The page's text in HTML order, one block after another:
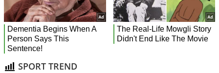
SPORT TREND